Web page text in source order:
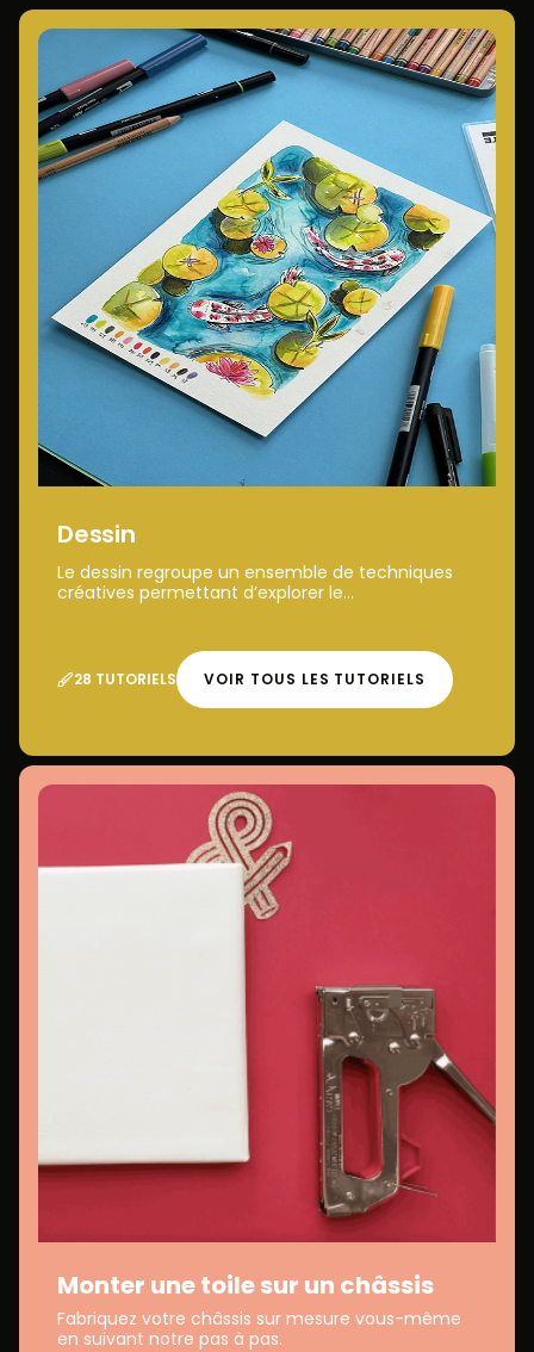
Dessin
Le dessin regroupe un ensemble de techniques
créatives permettant d’explorer le...
28 TUTORIELS VOIR TOUS LES TUTORIELS
Monter une toile sur un châssis
Fabriquez votre châssis sur mesure vous-même
en suivant notre pas à pas.